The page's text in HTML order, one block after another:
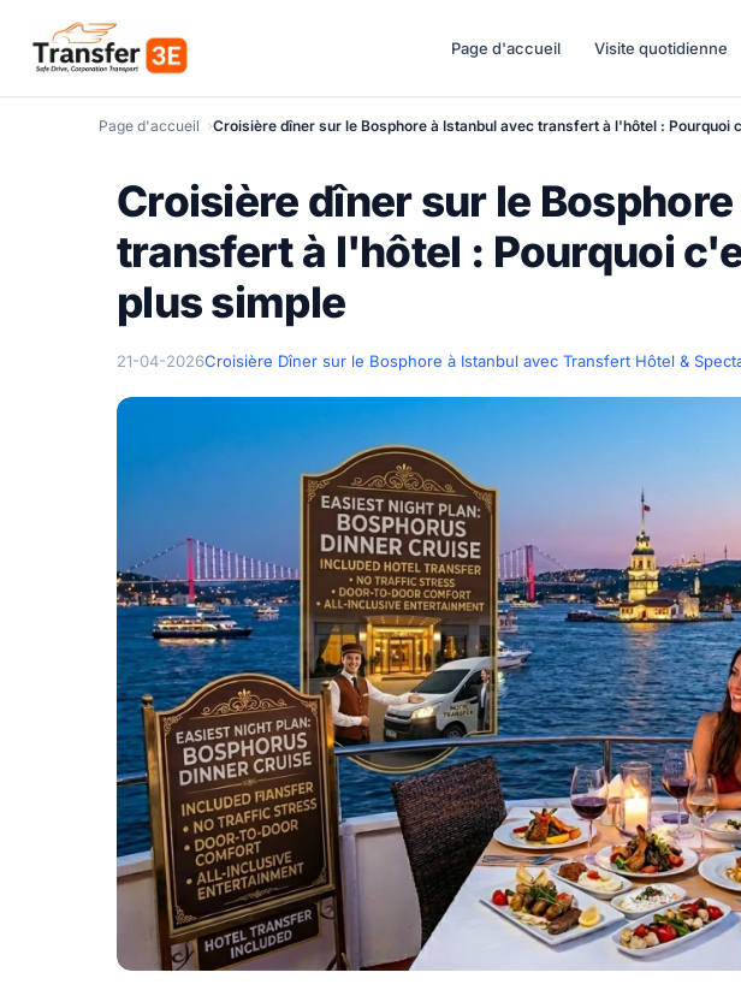
Page d'accueil Visite quotidienne
Page d'accueil Croisière dîner sur le Bosphore à Istanbul avec transfert à l'hôtel : Pourquoi
Croisière dîner sur le
transfert à l'hôtel : Pourquoi
plus simple
21-04-2026Croisière Dîner sur le Bosphore à Istanbul avec Transfert Hôtel &